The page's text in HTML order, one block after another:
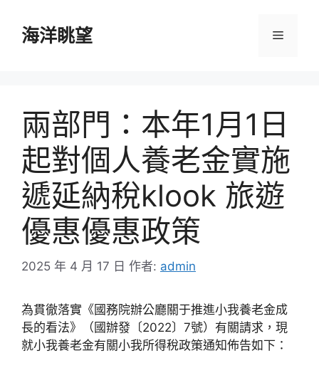
海洋眺望 選
兩部門：本年1月1日
起對個人養老金實施
遞延納稅klook 旅遊
優惠優惠政策
2025 年 4 月 17 日 作者: admin
為貫徹落實《國務院辦公廳關于推進小我養老金成
長的看法》（國辦發〔2022〕7號）有關請求，現
就小我養老金有關小我所得稅政策通知佈告如下：